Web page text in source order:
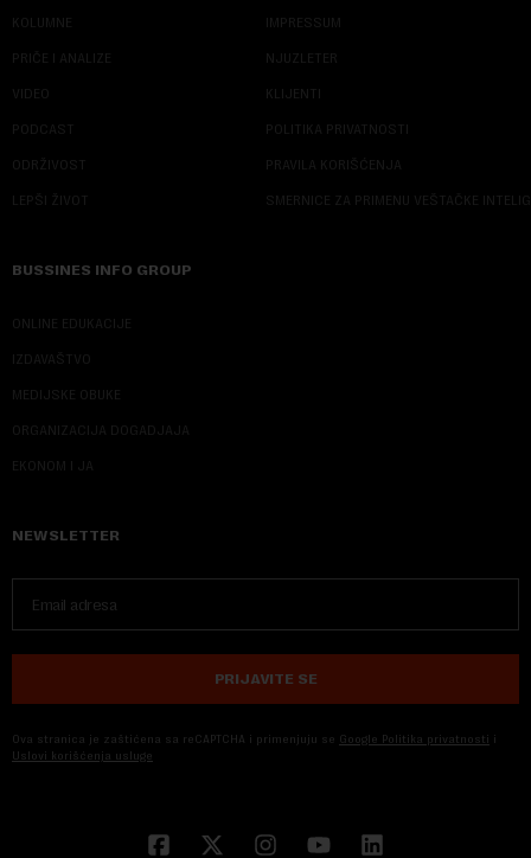
KOLUMNE
PRIČE I ANALIZE
VIDEO
PODCAST
ODRŽIVOST
LEPŠI ŽIVOT
IMPRESSUM
NJUZLETER
KLIJENTI
POLITIKA PRIVATNOSTI
PRAVILA KORIŠĆENJA
SMERNICE ZA PRIMENU VEŠTAČKE
BUSSINES INFO GROUP
ONLINE EDUKACIJE
IZDAVAŠTVO
MEDIJSKE OBUKE
ORGANIZACIJA DOGADJAJA
EKONOM I JA
NEWSLETTER
PRIJAVITE SE
Ova stranica je zaštićena sa reCAPTCHA i primenjuju se Google Politika privatnosti i
Uslovi korišćenja usluge